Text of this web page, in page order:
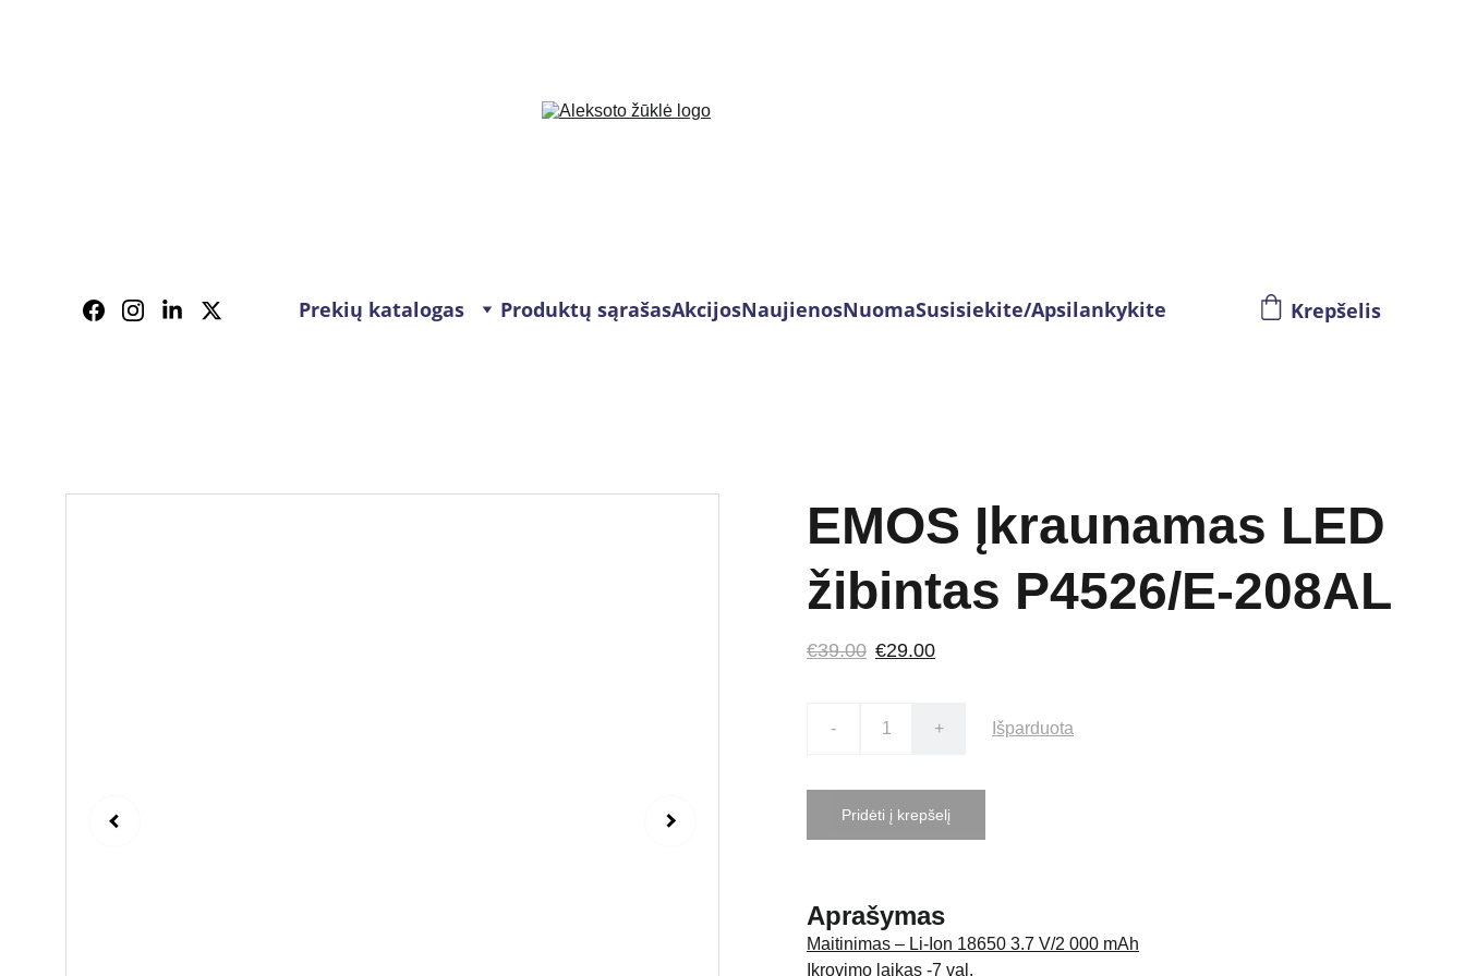
Prekių katalogas Produktų sąrašasAkcijosNaujienosNuomaSusisiekite/Apsilankykite Krepšelis
EMOS Įkraunamas LED
žibintas P4526/E-208AL
€39.00 €29.00
- + Išparduota
Pridėti į krepšelį
Aprašymas
Maitinimas – Li-Ion 18650 3.7 V/2 000 mAh
Įkrovimo laikas -7 val.